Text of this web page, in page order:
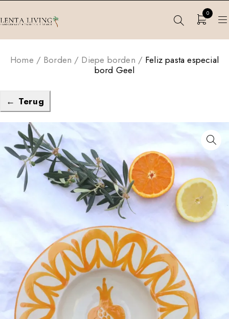
0
Home / Borden / Diepe borden / Feliz pasta especial
bord Geel
← Terug